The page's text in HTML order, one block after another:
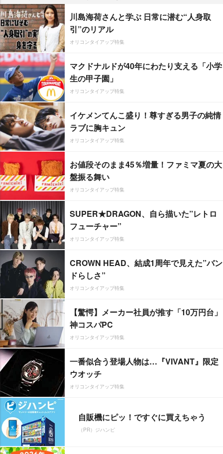
川島海荷さんと学ぶ 日常に潜む“人身取
引”のリアル
オリコンタイアップ特集
マクドナルドが40年にわたり支える「小学
生の甲子園」
オリコンタイアップ特集
イケメンてんこ盛り！尊すぎる男子の純情
ラブに胸キュン
オリコンタイアップ特集
お値段そのまま45％増量！ファミマ夏の大
盤振る舞い
オリコンタイアップ特集
SUPER★DRAGON、自ら描いた”レトロ
フューチャー”
オリコンタイアップ特集
CROWN HEAD、結成1周年で見えた”バン
ドらしさ”
オリコンタイアップ特集
【驚愕】メーカー社員が推す「10万円台」
神コスパPC
オリコンタイアップ特集
一番似合う登場人物は…『VIVANT』限定
ウオッチ
オリコンタイアップ特集
自販機にピッ！ですぐに買えちゃう
（PR）ジハンピ